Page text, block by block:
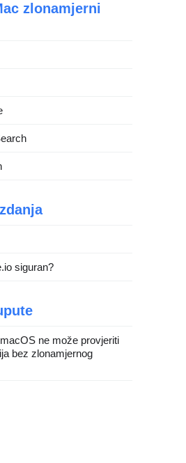
zlonamjerni
siguran?
ne može provjeriti
bez zlonamjernog